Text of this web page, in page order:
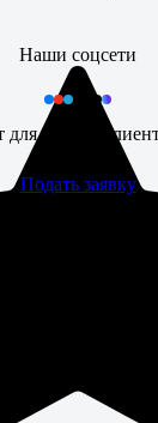
Наши соцсети
для бизнес-
Подать заявку
политики в
свои
на сайте
2026.